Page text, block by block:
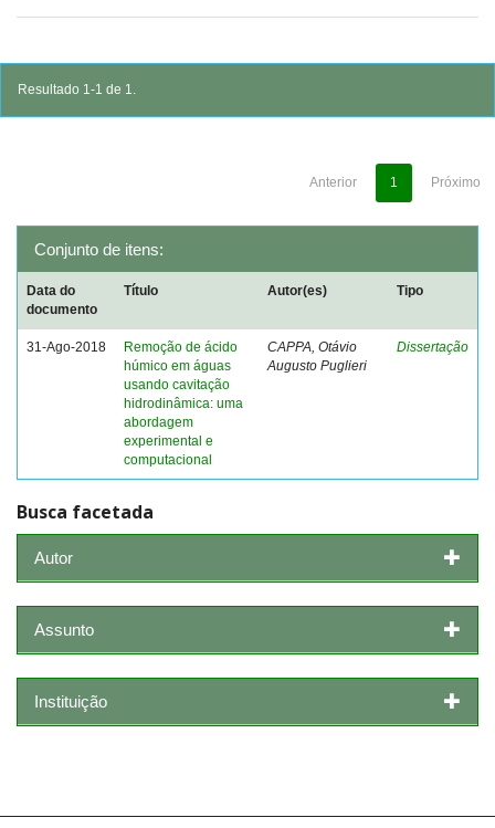
Resultado 1-1 de 1.
Anterior 1 Próximo
Conjunto de itens:
Data do
documento
Título Autor(es) Tipo
31-Ago-2018
Remoção de ácido
húmico em águas
usando cavitação
hidrodinâmica: uma
abordagem
experimental e
computacional
CAPPA, Otávio
Augusto Puglieri
Dissertação
Busca facetada
Autor
Assunto
Instituição